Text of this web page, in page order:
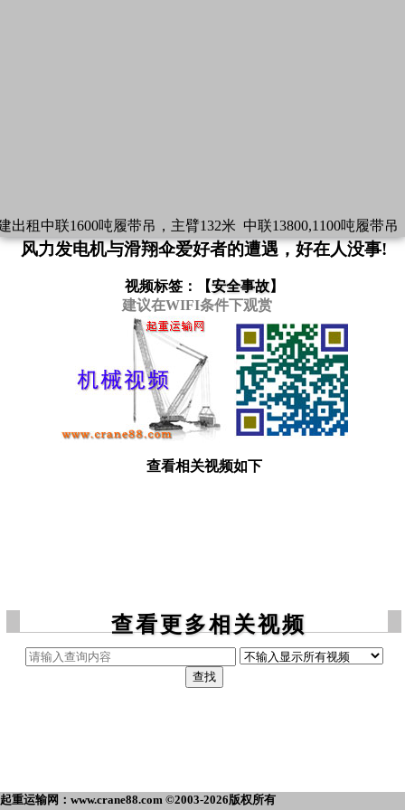
出租中联1600吨履带吊，主臂132米 中联13800,1100吨履带
风力发电机与滑翔伞爱好者的遭遇，好在人没事!
视频标签：【安全事故】
建议在WIFI条件下观赏
查看相关视频如下
查看更多相关视频
起重运输网：www.crane88.com ©2003-2026版权所有